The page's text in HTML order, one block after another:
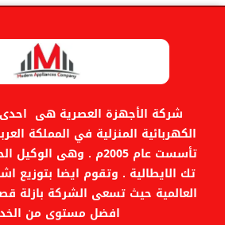
شركة الأجهزة العصرية هى
الكهربائية المنزلية في المملكة
تأسست عام 2005م . وهى
تك الايطالية . وتقوم ايضا بتوزيع
العالمية حيث تسعى الشركة بازلة
افضل مستوى من